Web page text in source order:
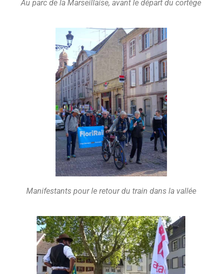
Au parc de la Marseillaise, avant le départ du cortège
Manifestants pour le retour du train dans la vallée